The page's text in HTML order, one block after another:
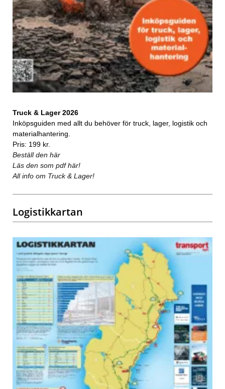
Truck & Lager 2026
Inköpsguiden med allt du behöver för truck, lager, logistik och
materialhantering.
Pris: 199 kr.
Beställ den här
Läs den som pdf här!
All info om Truck & Lager!
Logistikkartan